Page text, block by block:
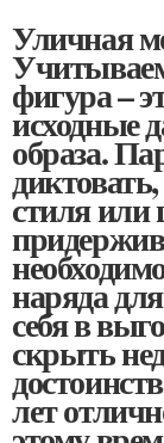
Уличная
фигура –
исходные
образа.
стиля или
наряда
себя в
скрыть
лет